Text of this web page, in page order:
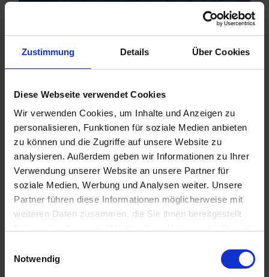
Zustimmung Details Über Cookies
Diese Webseite verwendet Cookies
Wir verwenden Cookies, um Inhalte und Anzeigen zu
personalisieren, Funktionen für soziale Medien anbieten
zu können und die Zugriffe auf unsere Website zu
analysieren. Außerdem geben wir Informationen zu Ihrer
Verwendung unserer Website an unsere Partner für
soziale Medien, Werbung und Analysen weiter. Unsere
Partner führen diese Informationen möglicherweise mit
weiteren Daten zusammen, die Sie ihnen bereitgestellt
Notwendig
Die Volendam ist von einer Gartenanlage inspiriert und
besticht mit frischen Blumengestecken überall an Bord.
Genießen Sie eie u
Frankreich, Griechenland, Italien, Malta, Portugal,
INNENKABINE ab €9.849,-
ab €10.249,-
SUITE ab €18.099,-
Zum Angebot
VON NEW YORK